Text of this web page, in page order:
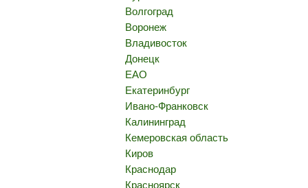
Волгоград
Воронеж
Владивосток
Донецк
ЕАО
Екатеринбург
Ивано-Франковск
Калининград
Кемеровская область
Киров
Краснодар
Красноярск